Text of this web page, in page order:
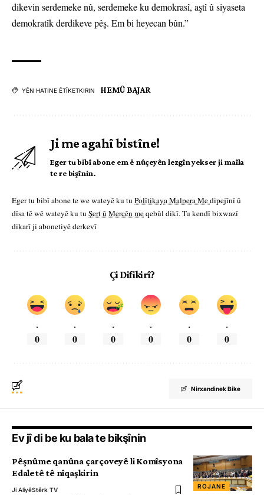
dikevin serdemeke nû, serdemeke ku demokrasî, aştî û siyaseta
demokratîk derdikeve pêş. Em bi heyecan bûn.”
YÊN HATINE ÊTÎKETKIRIN HEMÛ BAJAR
Ji me agahî bistîne!
Eger tu bibî abone em ê nûçeyên lezgîn yekser ji maîla
te re bişînin.
Eger tu bibî abone te we wateyê ku tu Polîtikaya Malpera Medipejînî û
dîsa tê wê wateyê ku tu Şert û Mercên meqebûl dikî. Tu kendî bixwazî
dikarî ji abonetiyê derkevî
Çi Difikirî?
.
0
.
0
.
0
.
0
.
0
.
0
Nirxandinek Bike
Ev jî di be ku bala te bikşînin
ROJANE
Pêşnûme qanûna çarçoveyê li Komîsyona
Edaletê tê nîqaşkirin
Ji AliyêStêrk TV